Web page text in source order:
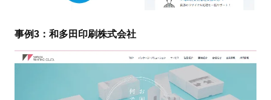
事例3：和多田印刷株式会社